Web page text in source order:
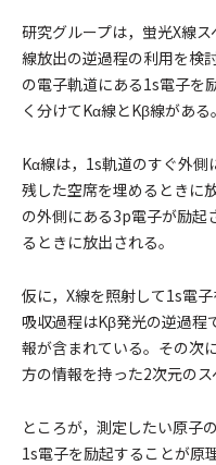
研究グループは，蛍光X線
線放出の逆過程の利用を検
の電子軌道にある1s電子を
く分けてKα線とKβ線がある。
Kα線は，1s軌道のすぐ外
残した空席を埋めるときに
の外側にある3p電子が励起
るときに放出される。
仮に，X線を照射して1s電
吸収過程はKβ発光の逆過程
報が含まれている。その次
方の情報を持った2次元のス
ところが，測定したい原子
1s電子を励起することが原